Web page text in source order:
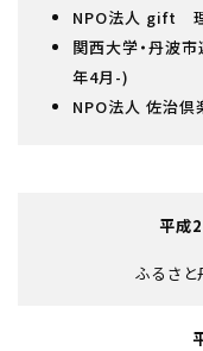
NPO法人 gift
関西大学・丹波
年4月-)
NPO法人 佐治
平成
ふるさ